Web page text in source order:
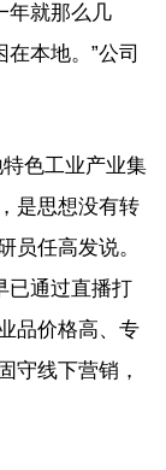
年就那么几
本地。”公司
色工业产业集
是思想没有转
员任高发说。
已通过直播打
品价格高、专
守线下营销，